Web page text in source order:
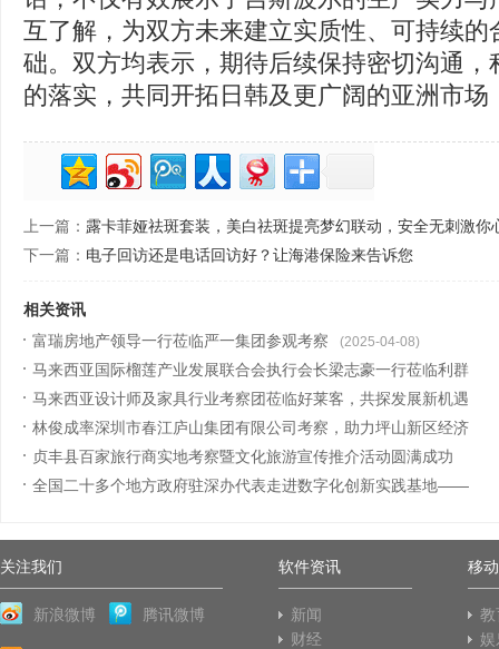
互了解，为双方未来建立实质性、可持续
础。双方均表示，期待后续保持密切沟通
的落实，共同开拓日韩及更广阔的亚洲市场
上一篇： 露卡菲娅祛斑套装，美白祛斑提亮梦幻联动，安全无刺激你
下一篇： 电子回访还是电话回访好？让海港保险来告诉您
相关资讯
富瑞房地产领导一行莅临严一集团参观考察
(2025-04-08)
马来西亚国际榴莲产业发展联合会执行会长梁志豪一行莅临利群
集团考察
(2025-04-07)
马来西亚设计师及家具行业考察团莅临好莱客，共探发展新机遇
(2025-03-31)
林俊成率深圳市春江庐山集团有限公司考察，助力坪山新区经济
腾飞
(2024-12-16)
贞丰县百家旅行商实地考察暨文化旅游宣传推介活动圆满成功
(2024-09-27)
全国二十多个地方政府驻深办代表走进数字化创新实践基地——
关注我们
新浪微博 腾讯微博
软件资讯
新闻
财经
移
教
娱